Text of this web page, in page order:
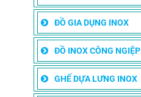
ĐỒ GIA DỤNG INOX
ĐỒ INOX CÔNG NGIỆP
GHẾ DỰA LƯNG INOX